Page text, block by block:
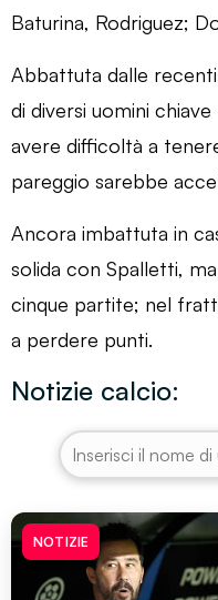
Baturina, Rodriguez;
Abbattuta dalle
di diversi uomini
avere difficoltà a
pareggio sarebbe
Ancora imbattuta in
solida con Spalletti,
cinque partite; nel
a perdere punti.
Notizie calcio:
NOTIZIE